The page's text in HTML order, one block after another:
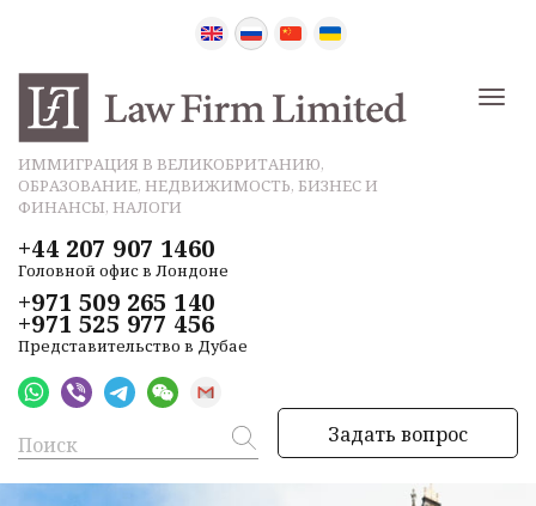
ИММИГРАЦИЯ В ВЕЛИКОБРИТАНИЮ,
ОБРАЗОВАНИЕ, НЕДВИЖИМОСТЬ, БИЗНЕС И
ФИНАНСЫ, НАЛОГИ
+44 207 907 1460
Головной офис в Лондоне
+971 509 265 140
+971 525 977 456
Представительство в Дубае
Задать вопрос